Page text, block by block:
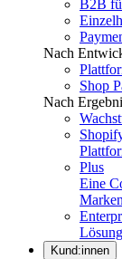
B2B
Nach
Shop
Nach
Plus
Eine
Kund:innen